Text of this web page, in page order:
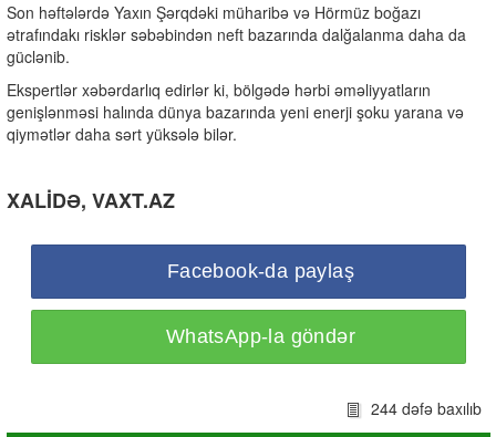
Son həftələrdə Yaxın Şərqdəki müharibə və Hörmüz boğazı
ətrafındakı risklər səbəbindən neft bazarında dalğalanma daha da
güclənib.
Ekspertlər xəbərdarlıq edirlər ki, bölgədə hərbi əməliyyatların
genişlənməsi halında dünya bazarında yeni enerji şoku yarana və
qiymətlər daha sərt yüksələ bilər.
XALİDƏ, VAXT.AZ
Facebook-da paylaş
WhatsApp-la göndər
244 dəfə baxılıb